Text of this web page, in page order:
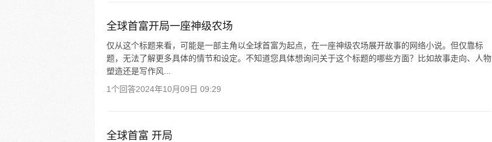
全球首富开局一座神级农场
仅从这个标题来看，可能是一部主角以全球首富为起点，在一座神级农场展开故事的网络小说。但仅靠标
题，无法了解更多具体的情节和设定。不知道您具体想询问关于这个标题的哪些方面？比如故事走向、人物
塑造还是写作风...
1个回答2024年10月09日 09:29
全球首富 开局